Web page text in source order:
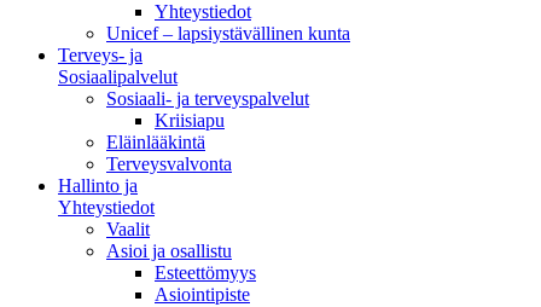
Yhteystiedot
Unicef – lapsiystävällinen kunta
Terveys- ja
Sosiaalipalvelut
Sosiaali- ja terveyspalvelut
Kriisiapu
Eläinlääkintä
Terveysvalvonta
Hallinto ja
Yhteystiedot
Vaalit
Asioi ja osallistu
Esteettömyys
Asiointipiste